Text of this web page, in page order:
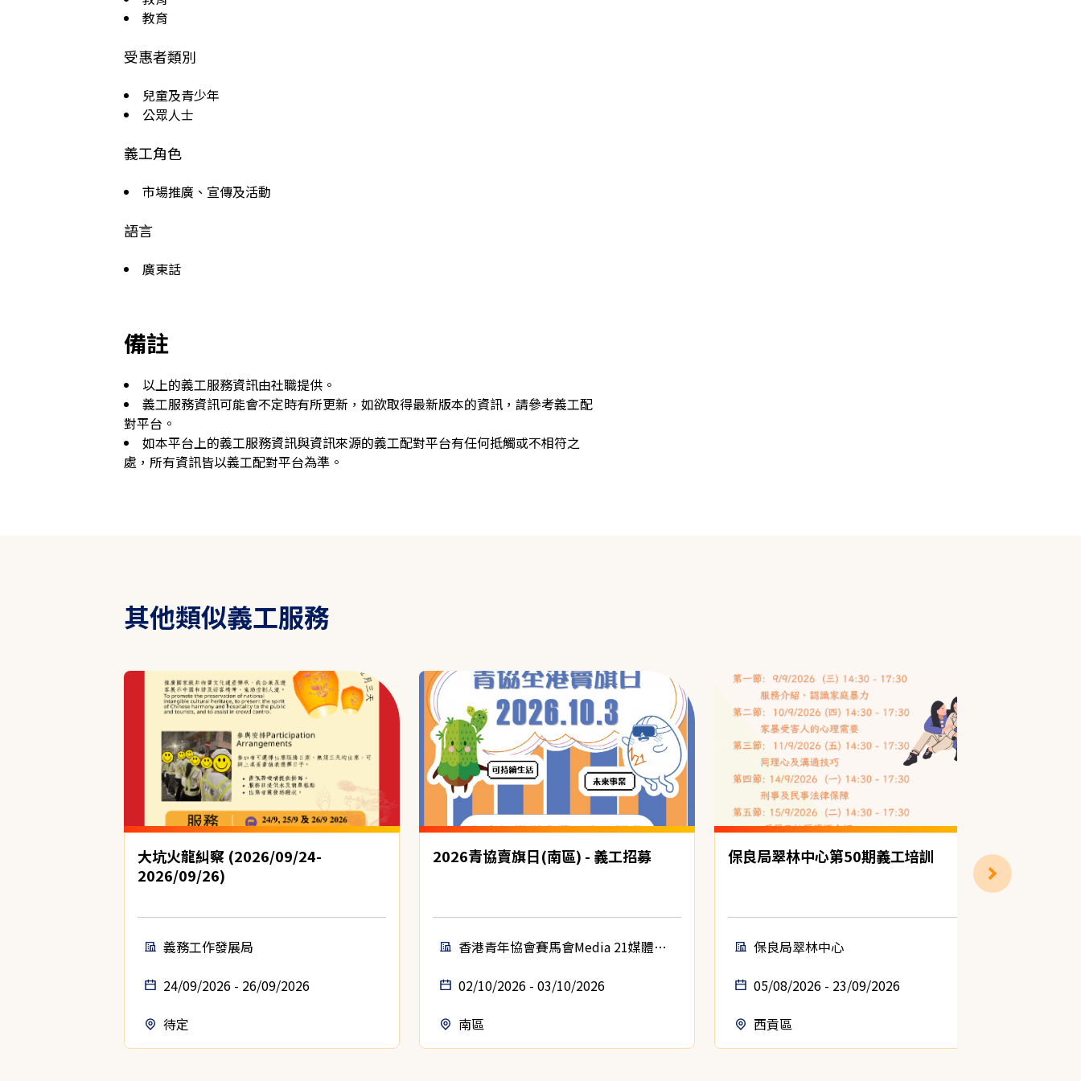
教育
受惠者類別
兒童及青少年
公眾人士
義工角色
市場推廣、宣傳及活動
語言
廣東話
備註
以上的義工服務資訊由社職提供。
義工服務資訊可能會不定時有所更新，如欲取得最新版本的資訊，請參考義工配
對平台。
如本平台上的義工服務資訊與資訊來源的義工配對平台有任何抵觸或不相符之
處，所有資訊皆以義工配對平台為準。
其他類似義工服務
大坑火龍糾察 (2026/09/24-
2026/09/26)
義務工作發展局
24/09/2026 - 26/09/2026
待定
2026青協賣旗日(南區) - 義工招募
香港青年協會賽馬會Media 21媒體空
02/10/2026 - 03/10/2026
南區
保良局翠林中心第50期義工培訓
保良局翠林中心
05/08/2026 - 23/09/2026
西貢區